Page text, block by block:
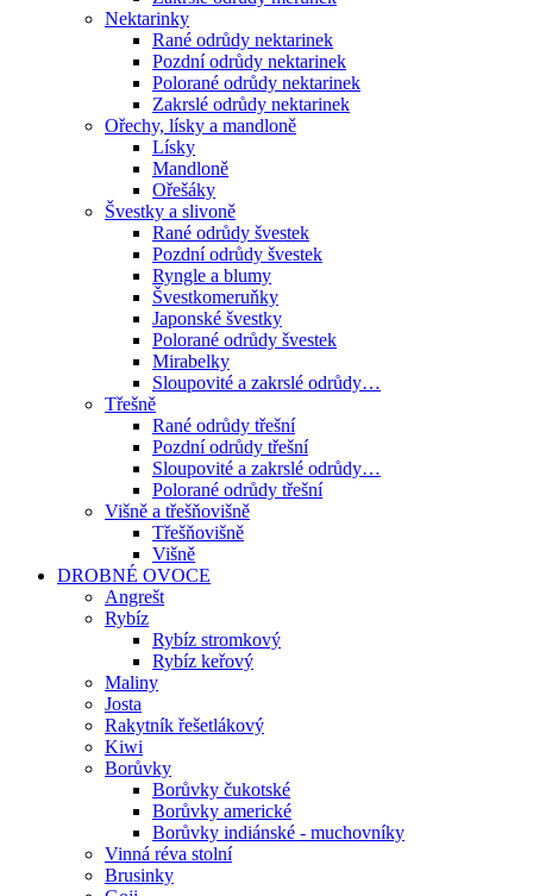
Nektarinky
Rané odrůdy nektarinek
Pozdní odrůdy nektarinek
Polorané odrůdy nektarinek
Zakrslé odrůdy nektarinek
Ořechy, lísky a mandloně
Lísky
Mandloně
Ořešáky
Švestky a slivoně
Rané odrůdy švestek
Pozdní odrůdy švestek
Ryngle a blumy
Švestkomeruňky
Japonské švestky
Polorané odrůdy švestek
Mirabelky
Sloupovité a zakrslé odrůdy…
Třešně
Rané odrůdy třešní
Pozdní odrůdy třešní
Sloupovité a zakrslé odrůdy…
Polorané odrůdy třešní
Višně a třešňovišně
Třešňovišně
Višně
DROBNÉ OVOCE
Angrešt
Rybíz
Rybíz stromkový
Rybíz keřový
Maliny
Josta
Rakytník řešetlákový
Kiwi
Borůvky
Borůvky čukotské
Borůvky americké
Borůvky indiánské - muchovníky
Vinná réva stolní
Brusinky